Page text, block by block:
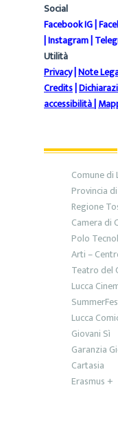
Social
Facebook IG|
|Instagram|
Utilità
Privacy|Note
Credits|
accessibilità|
Comune di
Provincia
Regione
Camera di
Polo
Arti –
Teatro del
Lucca
Lucca
Giovani Sì
Garanzia
Cartasia
Erasmus +